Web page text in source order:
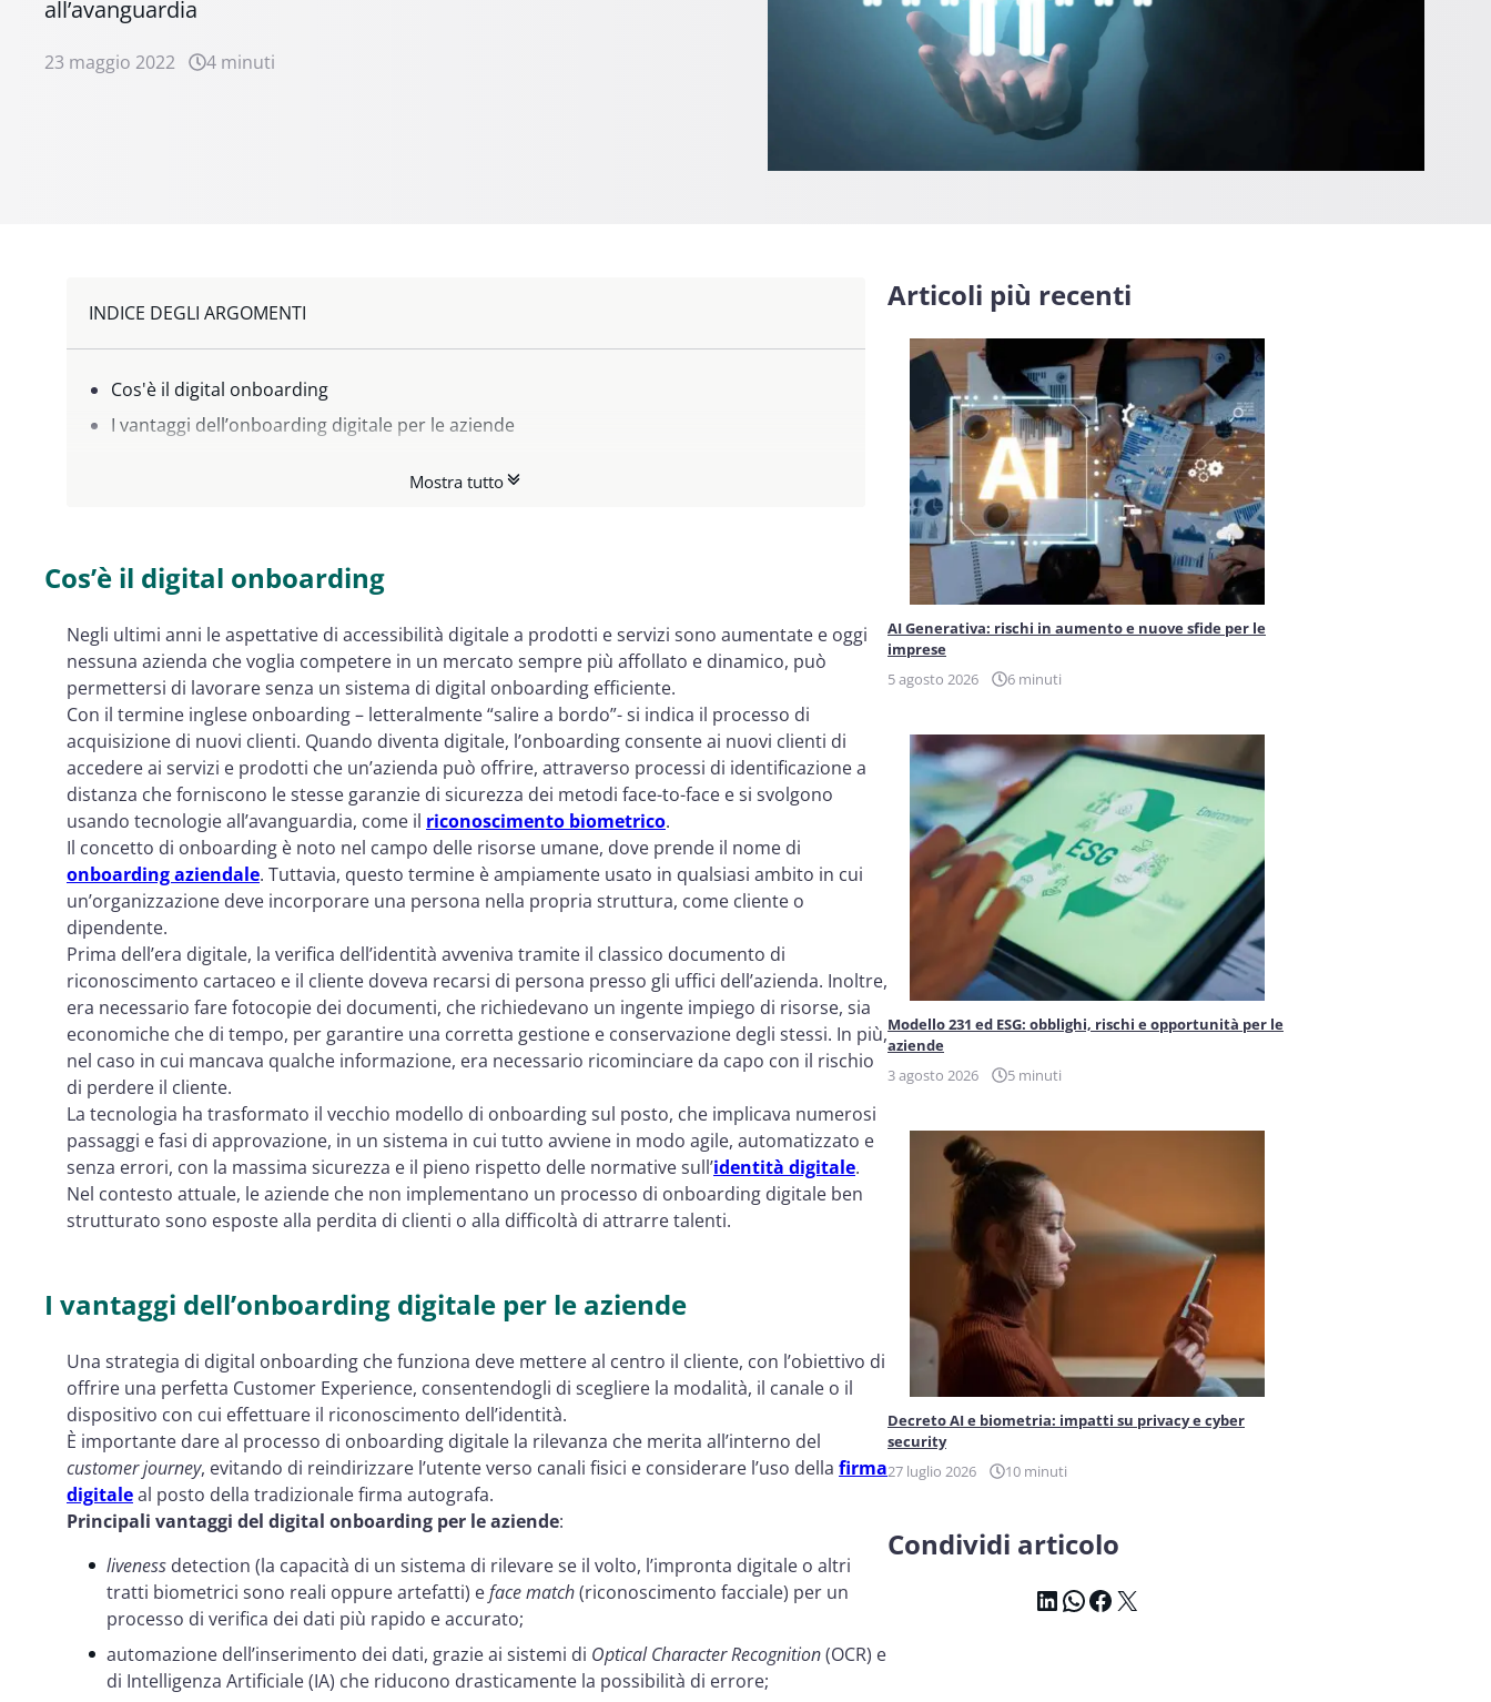
all’avanguardia
23 maggio 2022 4 minuti
INDICE DEGLI ARGOMENTI
Cos'è il digital onboarding
I vantaggi dell’onboarding digitale per le aziende
Maggiori informazioni su Namirial Onboarding
Mostra tutto
Cos’è il digital onboarding
Negli ultimi anni le aspettative di accessibilità digitale a prodotti e servizi sono aumentate e oggi
nessuna azienda che voglia competere in un mercato sempre più affollato e dinamico, può
permettersi di lavorare senza un sistema di digital onboarding efficiente.
Con il termine inglese onboarding – letteralmente “salire a bordo”- si indica il processo di
acquisizione di nuovi clienti. Quando diventa digitale, l’onboarding consente ai nuovi clienti di
accedere ai servizi e prodotti che un’azienda può offrire, attraverso processi di identificazione a
distanza che forniscono le stesse garanzie di sicurezza dei metodi face-to-face e si svolgono
usando tecnologie all’avanguardia, come il riconoscimento biometrico.
Il concetto di onboarding è noto nel campo delle risorse umane, dove prende il nome di
onboarding aziendale. Tuttavia, questo termine è ampiamente usato in qualsiasi ambito in cui
un’organizzazione deve incorporare una persona nella propria struttura, come cliente o
dipendente.
Prima dell’era digitale, la verifica dell’identità avveniva tramite il classico documento di
riconoscimento cartaceo e il cliente doveva recarsi di persona presso gli uffici dell’azienda. Inoltre,
era necessario fare fotocopie dei documenti, che richiedevano un ingente impiego di risorse, sia
economiche che di tempo, per garantire una corretta gestione e conservazione degli stessi. In più,
nel caso in cui mancava qualche informazione, era necessario ricominciare da capo con il rischio
di perdere il cliente.
La tecnologia ha trasformato il vecchio modello di onboarding sul posto, che implicava numerosi
passaggi e fasi di approvazione, in un sistema in cui tutto avviene in modo agile, automatizzato e
senza errori, con la massima sicurezza e il pieno rispetto delle normative sull’identità digitale.
Nel contesto attuale, le aziende che non implementano un processo di onboarding digitale ben
strutturato sono esposte alla perdita di clienti o alla difficoltà di attrarre talenti.
I vantaggi dell’onboarding digitale per le aziende
Una strategia di digital onboarding che funziona deve mettere al centro il cliente, con l’obiettivo di
offrire una perfetta Customer Experience, consentendogli di scegliere la modalità, il canale o il
dispositivo con cui effettuare il riconoscimento dell’identità.
È importante dare al processo di onboarding digitale la rilevanza che merita all’interno del
customer journey, evitando di reindirizzare l’utente verso canali fisici e considerare l’uso della firma
digitaleal posto della tradizionale firma autografa.
Principali vantaggi del digital onboarding per le aziende:
liveness detection (la capacità di un sistema di rilevare se il volto, l’impronta digitale o altri
tratti biometrici sono reali oppure artefatti) eface match(riconoscimento facciale) per un
processo di verifica dei dati più rapido e accurato;
automazione dell’inserimento dei dati, grazie ai sistemi di Optical Character Recognition(OCR) e
di Intelligenza Artificiale (IA) che riducono drasticamente la possibilità di errore;
Articoli più recenti
AI Generativa: rischi in aumento e nuove sfide per le
imprese
5 agosto 2026
6 minuti
Modello 231 ed ESG: obblighi, rischi e opportunità per le
aziende
3 agosto 2026
5 minuti
Decreto AI e biometria: impatti su privacy e cyber
security
27 luglio 2026
10 minuti
Condividi articolo
LinkedIn WhatsApp Facebook X